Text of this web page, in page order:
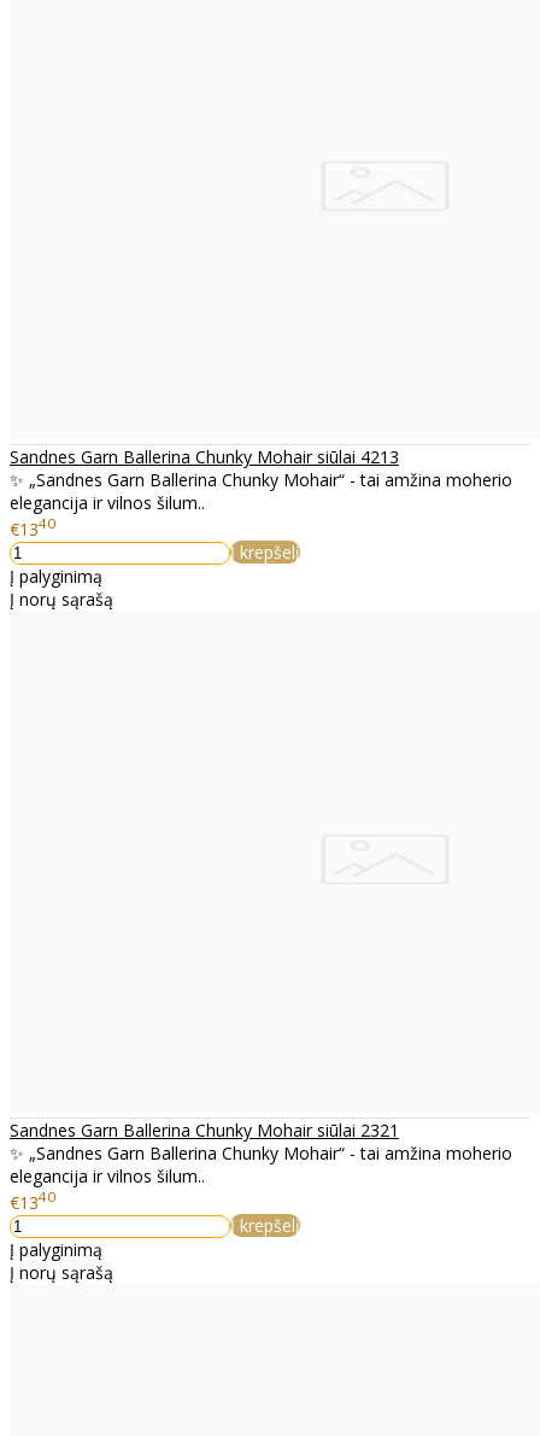
Sandnes Garn Ballerina Chunky Mohair siūlai 4213
✨ „Sandnes Garn Ballerina Chunky Mohair“ - tai amžina moherio
elegancija ir vilnos šilum..
€1340
Į krepšelį
Į palyginimą
Į norų sąrašą
Sandnes Garn Ballerina Chunky Mohair siūlai 2321
✨ „Sandnes Garn Ballerina Chunky Mohair“ - tai amžina moherio
elegancija ir vilnos šilum..
€1340
Į krepšelį
Į palyginimą
Į norų sąrašą